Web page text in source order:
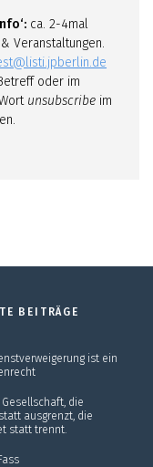
ca. 2-4mal
Veranstaltungen.
oder im
unsubscribe im
BEITRÄGE
ist ein
Gesellschaft, die
ausgrenzt, die
statt trennt.